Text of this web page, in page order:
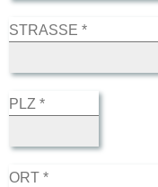
STRASSE *
PLZ *
ORT *